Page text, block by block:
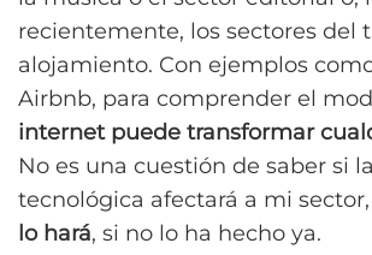
recientemente, los sectores del
alojamiento. Con ejemplos
Airbnb, para comprender el
internet puede transformar
No es una cuestión de saber si
tecnológica afectará a mi
lo hará, si no lo ha hecho ya.